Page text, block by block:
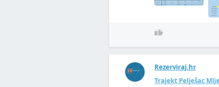
Rezerviraj.hr
Trajekt Pelješac